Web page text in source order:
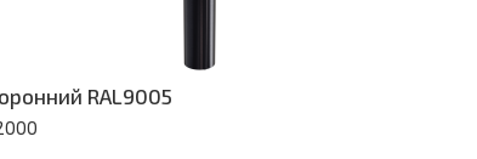
RAL9005